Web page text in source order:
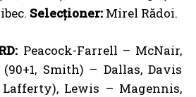
Selecționer: Mirel Rădoi.
Peacock-Farrell – McNair,
Smith) – Dallas, Davis
Lafferty), Lewis – Magennis,